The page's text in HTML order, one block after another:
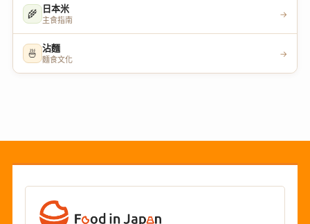
🌾 日本米
主食指南
→
🍜 沾麵
麵食文化
→